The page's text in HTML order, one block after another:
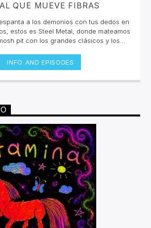
QUE MUEVE FIBRAS
a los demonios con tus dedos en
estos es Steel Metal, donde mateamos
pit con los grandes clásicos y los
Doom, Stoner, Nu Metal, Glam metal,
Black Metal, Metal Progresivo ¡y más
a 8 pm | Domingo 10 am a 12 pm por
INFO AND EPISODES